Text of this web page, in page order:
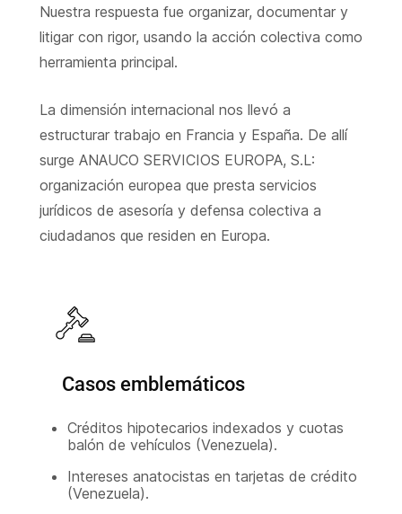
Nuestra respuesta fue organizar, documentar y
litigar con rigor, usando la acción colectiva como
herramienta principal.
La dimensión internacional nos llevó a
estructurar trabajo en Francia y España. De allí
surge ANAUCO SERVICIOS EUROPA, S.L:
organización europea que presta servicios
jurídicos de asesoría y defensa colectiva a
ciudadanos que residen en Europa.
Casos emblemáticos
Créditos hipotecarios indexados y cuotas
balón de vehículos (Venezuela).
Intereses anatocistas en tarjetas de crédito
(Venezuela).